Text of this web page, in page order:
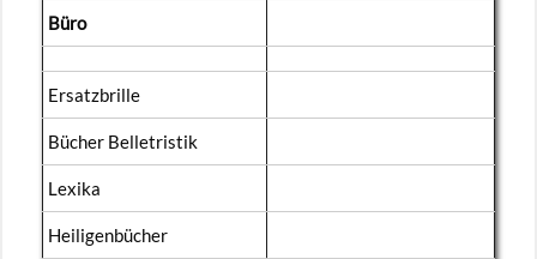
Büro
Er­satz­bril­le
Bü­cher Bel­le­tris­tik
Le­xi­ka
Hei­li­gen­bü­cher